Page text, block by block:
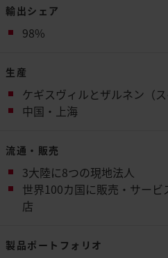
輸出シェア
98%
生産
ケギスヴィルとザルネン（ス
中国・上海
流通・販売
3大陸に8つの現地法人
世界100カ国に販売・サー
店
製品ポートフォリオ